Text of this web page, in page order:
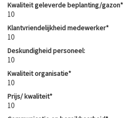
Kwaliteit geleverde beplanting/gazon*
10
Klantvriendelijkheid medewerker*
10
Deskundigheid personeel:
10
Kwaliteit organisatie*
10
Prijs/ kwaliteit*
10